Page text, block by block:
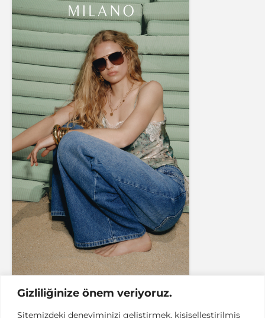
Gizliliğinize önem veriyoruz.
Sitemizdeki deneyiminizi geliştirmek, kişiselleştirilmiş